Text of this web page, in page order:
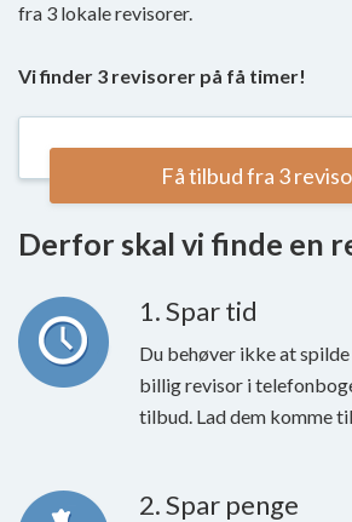
fra 3 lokale revisorer.
Vi finder 3 revisorer på få timer!
Få tilbud fra 3
Derfor skal vi finde en
1. Spar tid
Du behøver ikke at
billig revisor i
tilbud. Lad dem komme
2. Spar penge